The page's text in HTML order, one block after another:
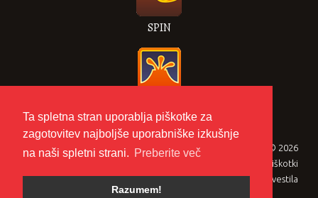
Ta spletna stran uporablja piškotke za
zagotovitev najboljše uporabniške izkušnje
na naši spletni strani. Preberite več
Razumem!
SPIN
Gasilska zveza Metlika © 2026
Zasebnost in piškotki
Pravna obvestila